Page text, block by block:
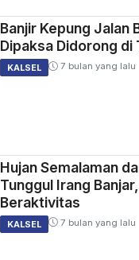
Banjir Kepung Jalan
Dipaksa Didorong di
KALSEL 7 bulan yang lalu
Hujan Semalaman
Tunggul Irang
Beraktivitas
KALSEL 7 bulan yang lalu